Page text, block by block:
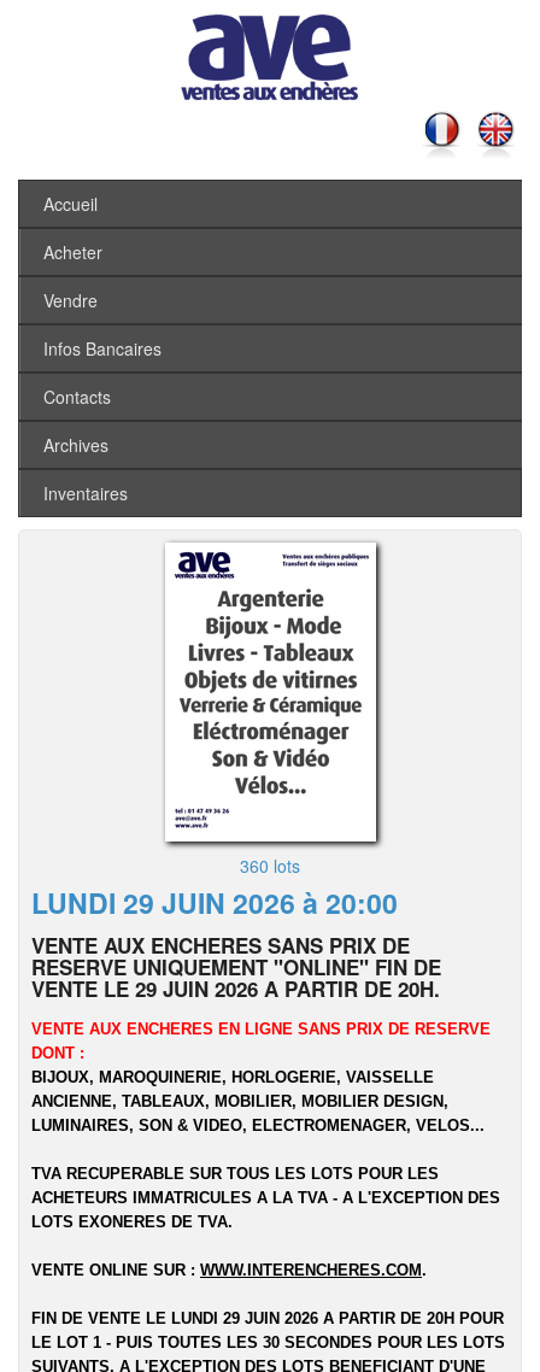
Accueil
Acheter
Vendre
Infos Bancaires
Contacts
Archives
Inventaires
360 lots
LUNDI 29 JUIN 2026 à 20:00
VENTE AUX ENCHERES SANS PRIX DE
RESERVE UNIQUEMENT "ONLINE" FIN DE
VENTE LE 29 JUIN 2026 A PARTIR DE 20H.
VENTE AUX ENCHERES EN LIGNE SANS PRIX DE RESERVE
DONT :
BIJOUX, MAROQUINERIE, HORLOGERIE, VAISSELLE
ANCIENNE, TABLEAUX, MOBILIER, MOBILIER DESIGN,
LUMINAIRES, SON & VIDEO, ELECTROMENAGER, VELOS...
TVA RECUPERABLE SUR TOUS LES LOTS POUR LES
ACHETEURS IMMATRICULES A LA TVA - A L'EXCEPTION DES
LOTS EXONERES DE TVA.
VENTE ONLINE SUR : WWW.INTERENCHERES.COM.
FIN DE VENTE LE LUNDI 29 JUIN 2026 A PARTIR DE 20H POUR
LE LOT 1 - PUIS TOUTES LES 30 SECONDES POUR LES LOTS
SUIVANTS, A L'EXCEPTION DES LOTS BENEFICIANT D'UNE